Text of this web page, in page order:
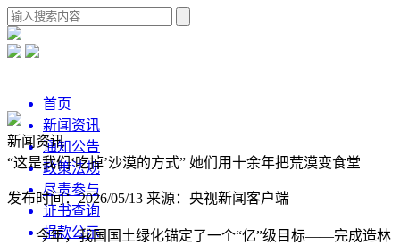
首页
新闻资讯
通知公告
政策法规
尽责参与
证书查询
捐款公示
新闻资讯
“这是我们‘吃掉’沙漠的方式” 她们用十余年把荒漠变食堂
发布时间：2026/05/13 来源：央视新闻客户端
今年，我国国土绿化锚定了一个“亿”级目标——完成造林